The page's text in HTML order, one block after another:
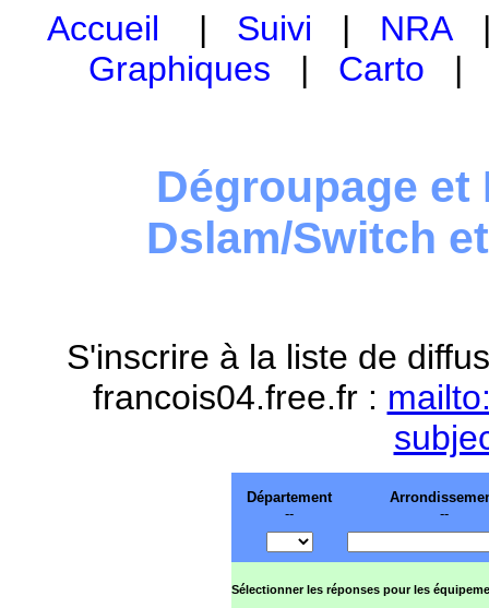
Accueil | Suivi | NRA
Graphiques | Carto
Dégroupage et
Dslam/Switch
S'inscrire à la liste de
francois04.free.fr :
Département
--
--
Sélectionner les réponses pour les